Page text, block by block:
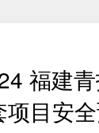
福建
项目安